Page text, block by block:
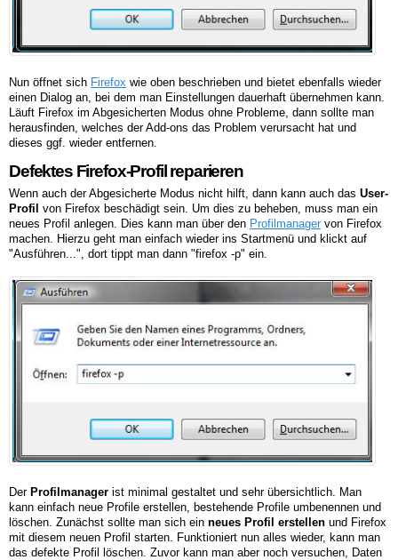
Nun öffnet sich Firefox wie oben beschrieben und bietet ebenfalls wieder
einen Dialog an, bei dem man Einstellungen dauerhaft übernehmen kann.
Läuft Firefox im Abgesicherten Modus ohne Probleme, dann sollte man
herausfinden, welches der Add-ons das Problem verursacht hat und
dieses ggf. wieder entfernen.
Defektes Firefox-Profil reparieren
Wenn auch der Abgesicherte Modus nicht hilft, dann kann auch das User-
Profil von Firefox beschädigt sein. Um dies zu beheben, muss man ein
neues Profil anlegen. Dies kann man über den Profilmanager von Firefox
machen. Hierzu geht man einfach wieder ins Startmenü und klickt auf
"Ausführen...", dort tippt man dann "firefox -p" ein.
Der Profilmanager ist minimal gestaltet und sehr übersichtlich. Man
kann einfach neue Profile erstellen, bestehende Profile umbenennen und
löschen. Zunächst sollte man sich ein neues Profil erstellen und Firefox
mit diesem neuen Profil starten. Funktioniert nun alles wieder, kann man
das defekte Profil löschen. Zuvor kann man aber noch versuchen, Daten